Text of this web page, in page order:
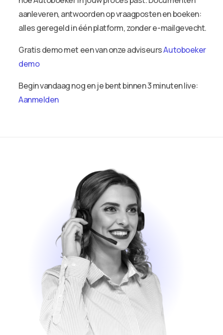
aanleveren, antwoorden op vraagposten en boeken:
alles geregeld in één platform, zonder e-mailgevecht.
Gratis demo met een van onze adviseursAutoboeker
demo
Begin vandaag nog en je bent binnen 3 minuten live:
Aanmelden